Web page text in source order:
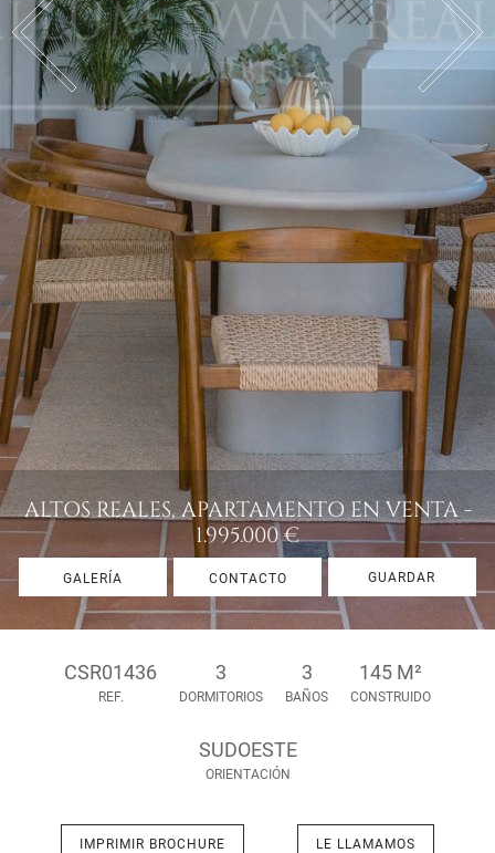
ALTOS REALES, APARTAMENTO EN VENTA -
1.995.000 €
GALERÍA CONTACTO GUARDAR
CSR01436
REF.
3
DORMITORIOS
3
BAÑOS
145 M²
CONSTRUIDO
SUDOESTE
ORIENTACIÓN
IMPRIMIR BROCHURE LE LLAMAMOS